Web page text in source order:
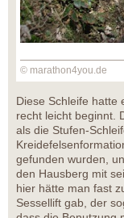
© marathon4you.de
Diese Schleife hatte
recht leicht beginnt.
als die Stufen-
gefunden wurden,
den Hausberg mit
hier hätte man fast
Sessellift gab, der